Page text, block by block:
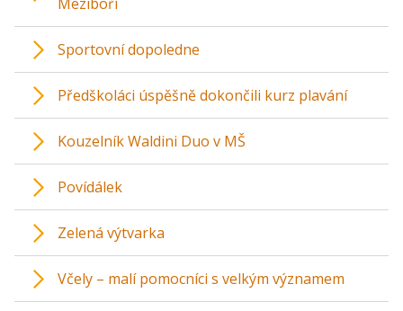
Sportovní dopoledne
Předškoláci úspěšně dokončili kurz plavání
Kouzelník Waldini Duo v MŠ
Povídálek
Zelená výtvarka
Včely – malí pomocníci s velkým významem